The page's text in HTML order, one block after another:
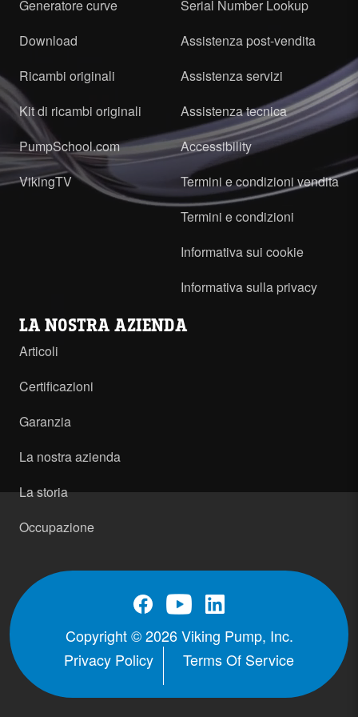
Generatore curve
Download
Ricambi originali
Kit di ricambi originali
PumpSchool.com
VikingTV
Serial Number Lookup
Assistenza post-vendita
Assistenza servizi
Assistenza tecnica
Accessibility
Termini e condizioni vendita
Termini e condizioni
Informativa sui cookie
Informativa sulla privacy
LA NOSTRA AZIENDA
Articoli
Certificazioni
Garanzia
La nostra azienda
La storia
Occupazione
Copyright © 2026 Viking Pump, Inc.
Privacy Policy
Terms Of Service